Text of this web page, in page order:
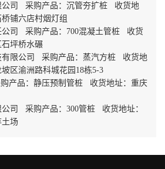
公司 采购产品：沉管夯扩桩 收货地
铺六店村烟灯组
公司 采购产品：700混凝土管桩 收货
坪桥水碾
有限公司 采购产品：蒸汽方桩 收货地
区渝洲路科城花园18栋5-3
产品：静压预制管桩 收货地址：重庆
司 采购产品：300管桩 收货地址：
土场